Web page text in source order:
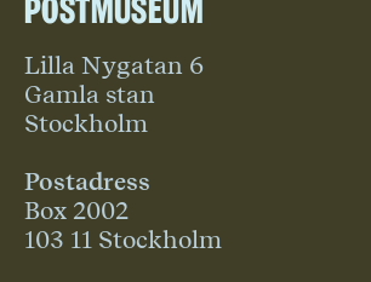
Postmuseum
Lilla Nygatan 6
Gamla stan
Stockholm
Postadress
Box 2002
103 11 Stockholm